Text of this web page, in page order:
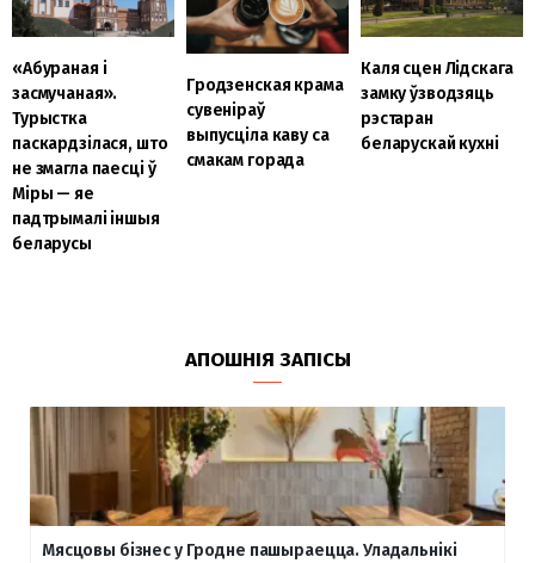
«Абураная і
засмучаная».
Турыстка
паскардзілася, што
не змагла паесці ў
Міры — яе
падтрымалі іншыя
беларусы
Гродзенская крама
сувеніраў
выпусціла каву са
смакам горада
Каля сцен Лідскага
замку ўзводзяць
рэстаран
беларускай кухні
АПОШНІЯ ЗАПІСЫ
Мясцовы бізнес у Гродне пашыраецца. Уладальнікі